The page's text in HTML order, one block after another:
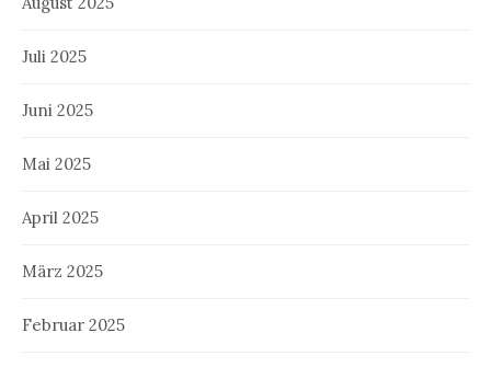
Juli 2025
Juni 2025
Mai 2025
April 2025
März 2025
Februar 2025